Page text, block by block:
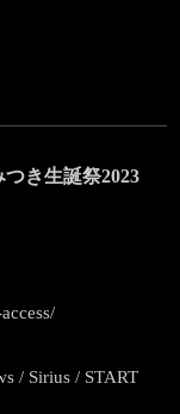
つき生誕祭2023
/ Sirius / START